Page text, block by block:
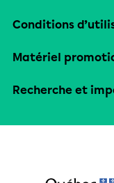
Conditions
Matériel
Recherche et